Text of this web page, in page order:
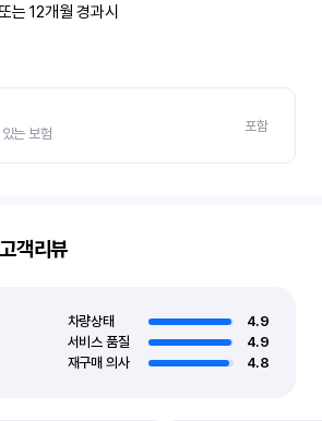
는 12개월 경과시
는 보험
포함
고객리뷰
차량상태
4.9
서비스 품질
4.9
재구매 의사
4.8